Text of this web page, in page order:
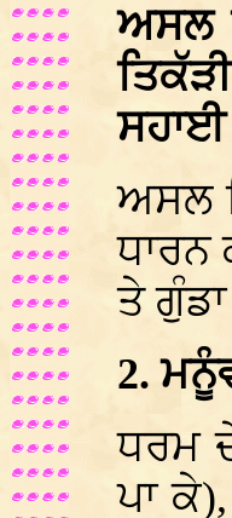
ਅਸਲ
ਸਹਾਈ
ਅਸਲ
ਧਾਰਨ
ਤੇ
2.
ਧਰਮ
ਪਾ